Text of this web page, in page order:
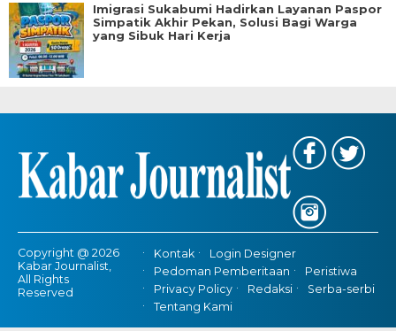
Imigrasi Sukabumi Hadirkan Layanan Paspor
Simpatik Akhir Pekan, Solusi Bagi Warga
yang Sibuk Hari Kerja
Copyright @ 2026
Kabar Journalist,
All Rights
Reserved
Kontak
Login Designer
Pedoman Pemberitaan
Peristiwa
Privacy Policy
Redaksi
Serba-serbi
Tentang Kami